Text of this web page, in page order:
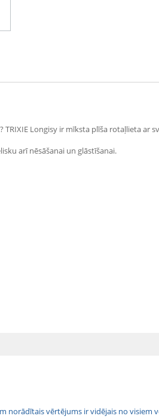
Longisy ir mīksta plīša rotaļlieta ar
arī nēsāšanai un glāstīšanai.
norādītais vērtējums ir vidējais no visiem